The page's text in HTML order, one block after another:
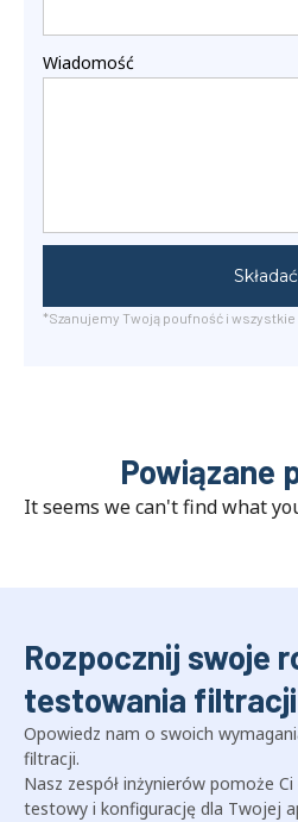
Wiadomość
Składać
*Szanujemy Twoją poufność i
Powiązane
It seems we can't find what
Rozpocznij swoje
testowania filtracji
Opowiedz nam o swoich
filtracji.
Nasz zespół inżynierów pomoże
testowy i konfigurację dla Twojej